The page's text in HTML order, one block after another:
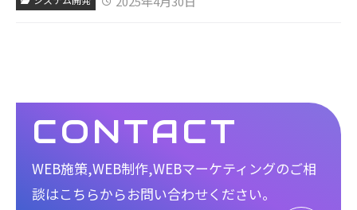
CONTACT
WEB施策,WEB制作,WEBマーケティングのご相
談はこちらからお問い合わせください。